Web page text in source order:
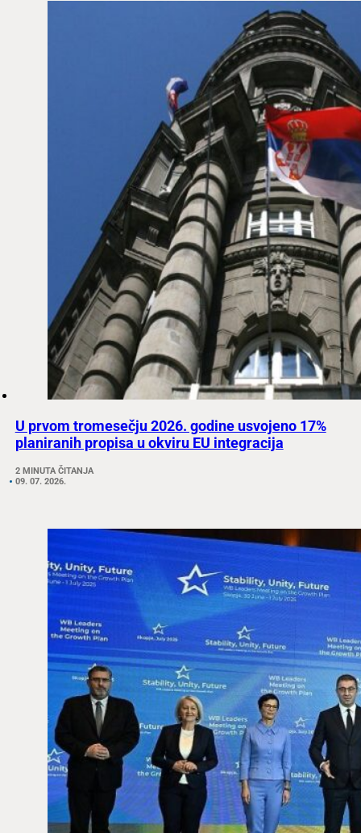
U prvom tromesečju 2026. godine usvojeno 17%
planiranih propisa u okviru EU integracija
2 MINUTA ČITANJA
09. 07. 2026.